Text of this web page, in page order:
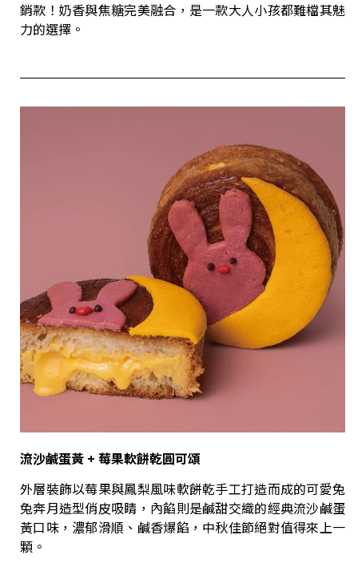
銷款！奶香與焦糖完美融合，是一款大人小孩都難檔其魅
力的選擇。
流沙鹹蛋黃 + 莓果軟餅乾圓可頌
外層裝飾以莓果與鳳梨風味軟餅乾手工打造而成的可愛兔
兔奔月造型俏皮吸睛，內餡則是鹹甜交織的經典流沙鹹蛋
黃口味，濃郁滑順、鹹香爆餡，中秋佳節絕對值得來上一
顆。